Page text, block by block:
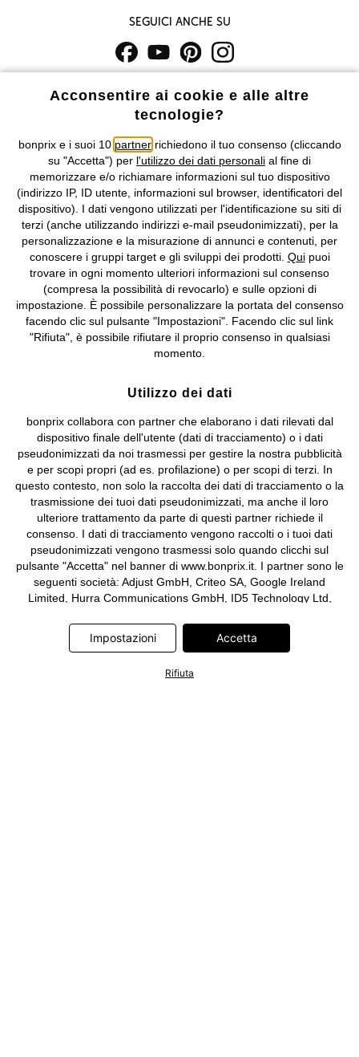
Seguici anche su
costi di servizio.
Condizioni di vendita Accessibilità
Informativa privacy e cookie Gestione dei cookie
Informazioni legali Diritto di recesso
©2026 bonprix.Tutti i diritti riservati.
bonprix S.r.l. con socio unico, sede legale: via Adua 33 - 13855
Valdengo (BI) C.F. 01510910027 - P.I. 01939830020, Reg. Imprese di
Biella n. 01510910027, R.E.A. BI - 171345, N. Reg. Pile:
IT09060P00000858, N. Reg. AEE: IT08020000002105 Capitale
Sociale: euro 1.000.000 i.v, Società soggetta all'attività di direzione
e coordinamento di bonprix Beteiligungs -Verwaltungsgesellschaft
mbH.
Acconsentire ai cookie e alle altre
tecnologie?
bonprix e i suoi 10 partnerrichiedono il tuo consenso (cliccando
su "Accetta") per l'utilizzo dei dati personali al fine di
memorizzare e/o richiamare informazioni sul tuo dispositivo
(indirizzo IP, ID utente, informazioni sul browser, identificatori del
dispositivo). I dati vengono utilizzati per l'identificazione su siti di
terzi (anche utilizzando indirizzi e-mail pseudonimizzati), per la
personalizzazione e la misurazione di annunci e contenuti, per
conoscere i gruppi target e gli sviluppi dei prodotti. Quipuoi
trovare in ogni momento ulteriori informazioni sul consenso
(compresa la possibilità di revocarlo) e sulle opzioni di
impostazione. È possibile personalizzare la portata del consenso
facendo clic sul pulsante "Impostazioni". Facendo clic sul link
"Rifiuta", è possibile rifiutare il proprio consenso in qualsiasi
momento.
Utilizzo dei dati
bonprix collabora con partner che elaborano i dati rilevati dal
dispositivo finale dell'utente (dati di tracciamento) o i dati
pseudonimizzati da noi trasmessi per gestire la nostra pubblicità
e per scopi propri (ad es. profilazione) o per scopi di terzi. In
questo contesto, non solo la raccolta dei dati di tracciamento o la
trasmissione dei tuoi dati pseudonimizzati, ma anche il loro
ulteriore trattamento da parte di questi partner richiede il
consenso. I dati di tracciamento vengono raccolti o i tuoi dati
pseudonimizzati vengono trasmessi solo quando clicchi sul
pulsante "Accetta" nel banner di www.bonprix.it. I partner sono le
seguenti società: Adjust GmbH, Criteo SA, Google Ireland
Limited, Hurra Communications GmbH, ID5 Technology Ltd,
Limited, Pinterest Europe Limited, RTB-House GmbH, TikTok
Information Technologies UK Limited. Ulteriori informazioni sul
informativa privacy e cookie
Impostazioni Accetta
Rifiuta